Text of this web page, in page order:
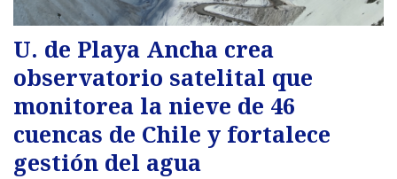
U. de Playa Ancha crea
observatorio satelital que
monitorea la nieve de 46
cuencas de Chile y fortalece
gestión del agua